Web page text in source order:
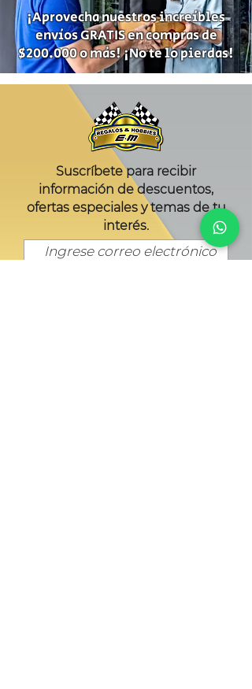
¡Aprovecha nuestros increíbles
envíos GRATIS en compras de
$200.000 o más! ¡No te lo pierdas!
Suscríbete para recibir
información de descuentos,
ofertas especiales y temas de tu
interés.